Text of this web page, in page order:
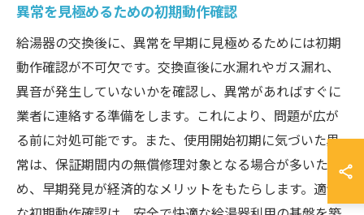
異常を見極めるための初期動作確認
給湯器の交換後に、異常を早期に見極めるためには初期
動作確認が不可欠です。交換直後に水漏れやガス漏れ、
異音が発生していないかを確認し、異常があればすぐに
業者に連絡する準備をします。これにより、問題が広が
る前に対処可能です。また、使用開始初期に気づいた異
常は、保証期間内の無償修理対象となる場合が多いた
め、早期発見が経済的なメリットをもたらします。適切